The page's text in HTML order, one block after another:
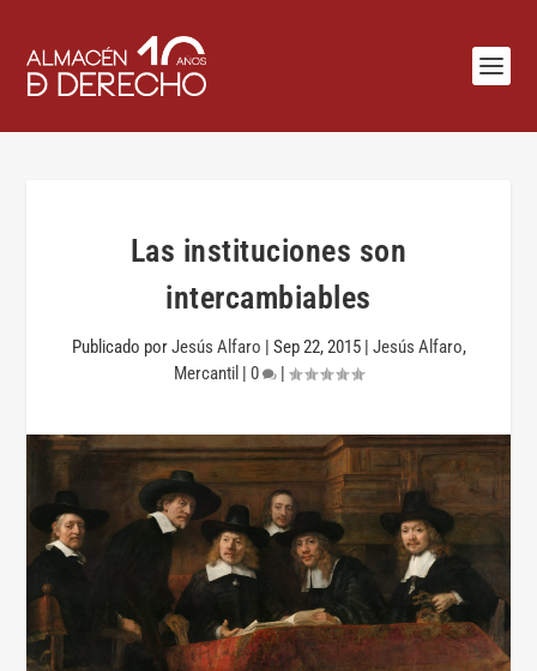
Las instituciones son
intercambiables
Publicado porJesús Alfaro | Sep 22, 2015| Jesús Alfaro,
Mercantil | 0 |